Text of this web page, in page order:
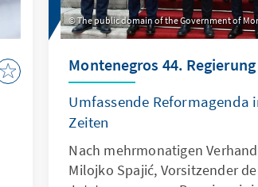
The public domain of the Government of
Montenegros 44.
Umfassende Reformagenda
Zeiten
Nach mehrmonatigen
Milojko Spajić, Vorsitzender